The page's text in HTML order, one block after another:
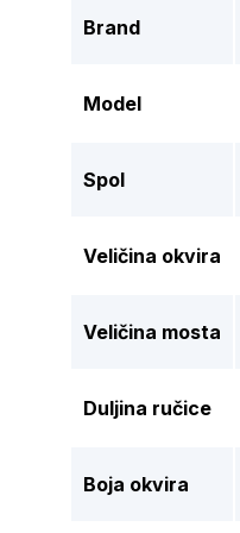
Brand
Model
Spol
Veličina okvira
Veličina mosta
Duljina ručice
Boja okvira